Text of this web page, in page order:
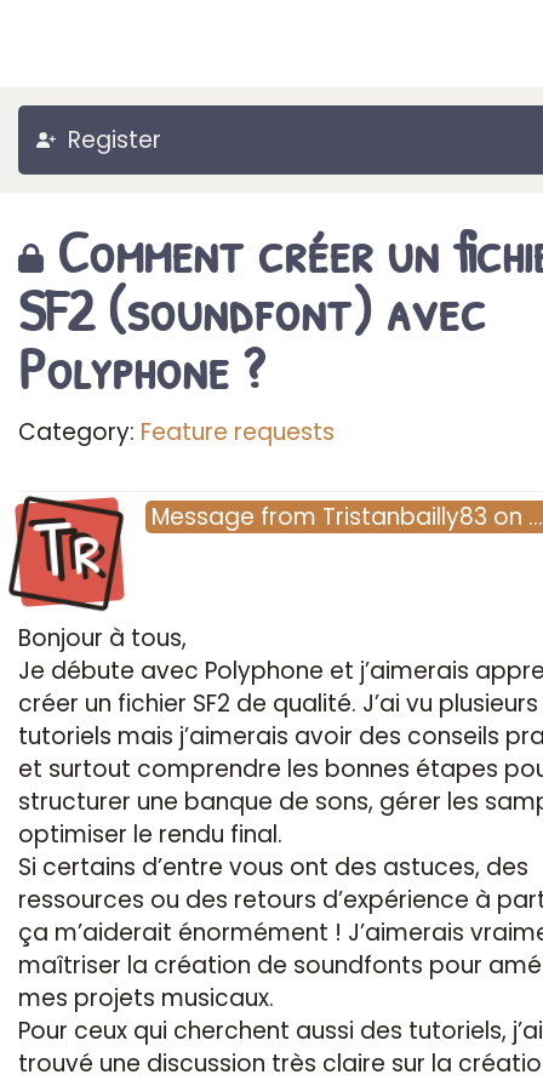
Register
Comment créer un
SF2 (soundfont) avec
Polyphone ?
Category: Feature requests
Tr Message from Tristanbailly83 on …
Bonjour à tous,
Je débute avec Polyphone et j’aimerais
créer un fichier SF2 de qualité. J’ai vu plusieurs
tutoriels mais j’aimerais avoir des conseils
et surtout comprendre les bonnes étapes
structurer une banque de sons, gérer les
optimiser le rendu final.
Si certains d’entre vous ont des astuces, des
ressources ou des retours d’expérience à
ça m’aiderait énormément ! J’aimerais
maîtriser la création de soundfonts pour
mes projets musicaux.
Pour ceux qui cherchent aussi des tutoriels, j’ai
trouvé une discussion très claire sur la